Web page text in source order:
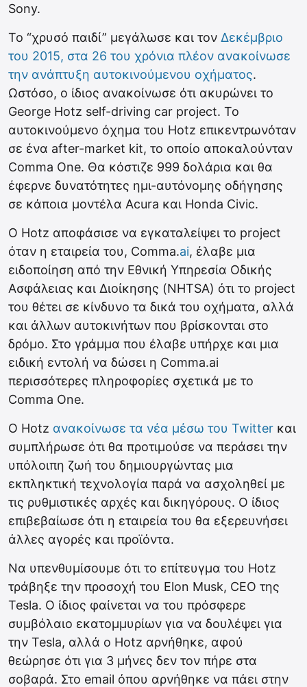
Sony.
Το “χρυσό παιδί” μεγάλωσε και τον Δεκέμβριο
του 2015, στα 26 του χρόνια πλέον ανακοίνωσε
την ανάπτυξη αυτοκινούμενου οχήματος.
Ωστόσο, ο ίδιος ανακοίνωσε ότι ακυρώνει το
George Hotz self-driving car project. Το
αυτοκινούμενο όχημα του Hotz επικεντρωνόταν
σε ένα after-market kit, το οποίο αποκαλούνταν
Comma One. Θα κόστιζε 999 δολάρια και θα
έφερνε δυνατότητες ημι-αυτόνομης οδήγησης
σε κάποια μοντέλα Acura και Honda Civic.
Ο Hotz αποφάσισε να εγκαταλείψει το project
όταν η εταιρεία του, Comma.ai, έλαβε μια
ειδοποίηση από την Εθνική Υπηρεσία Οδικής
Ασφάλειας και Διοίκησης (NHTSA) ότι το project
του θέτει σε κίνδυνο τα δικά του οχήματα, αλλά
και άλλων αυτοκινήτων που βρίσκονται στο
δρόμο. Στο γράμμα που έλαβε υπήρχε και μια
ειδική εντολή να δώσει η Comma.ai
περισσότερες πληροφορίες σχετικά με το
Comma One.
Ο Hotz ανακοίνωσε τα νέα μέσω του Twitter και
συμπλήρωσε ότι θα προτιμούσε να περάσει την
υπόλοιπη ζωή του δημιουργώντας μια
εκπληκτική τεχνολογία παρά να ασχοληθεί με
τις ρυθμιστικές αρχές και δικηγόρους. Ο ίδιος
επιβεβαίωσε ότι η εταιρεία του θα εξερευνήσει
άλλες αγορές και προϊόντα.
Να υπενθυμίσουμε ότι το επίτευγμα του Hotz
τράβηξε την προσοχή του Elon Musk, CEO της
Tesla. Ο ίδιος φαίνεται να του πρόσφερε
συμβόλαιο εκατομμυρίων για να δουλέψει για
την Tesla, αλλά ο Hotz αρνήθηκε, αφού
θεώρησε ότι για 3 μήνες δεν τον πήρε στα
σοβαρά. Στο email όπου αρνήθηκε να πάει στην